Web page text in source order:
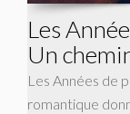
Les
Un
Les Années de
romantique